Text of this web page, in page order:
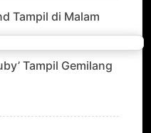
Tampil di Malam
Tampil Gemilang